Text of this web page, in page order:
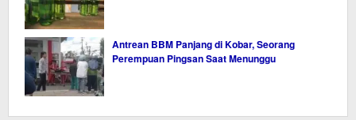
Antrean BBM Panjang di Kobar, Seorang
Perempuan Pingsan Saat Menunggu